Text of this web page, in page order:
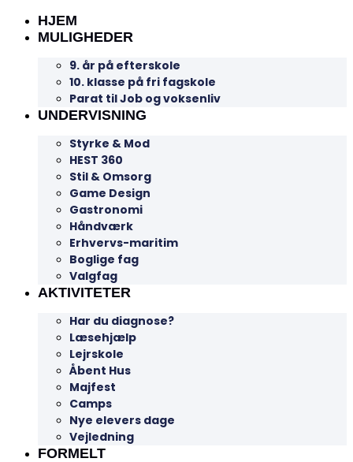
HJEM
MULIGHEDER
9. år på efterskole
10. klasse på fri fagskole
Parat til Job og voksenliv
UNDERVISNING
Styrke & Mod
HEST 360
Stil & Omsorg
Game Design
Gastronomi
Håndværk
Erhvervs-maritim
Boglige fag
Valgfag
AKTIVITETER
Har du diagnose?
Læsehjælp
Lejrskole
Åbent Hus
Majfest
Camps
Nye elevers dage
Vejledning
FORMELT